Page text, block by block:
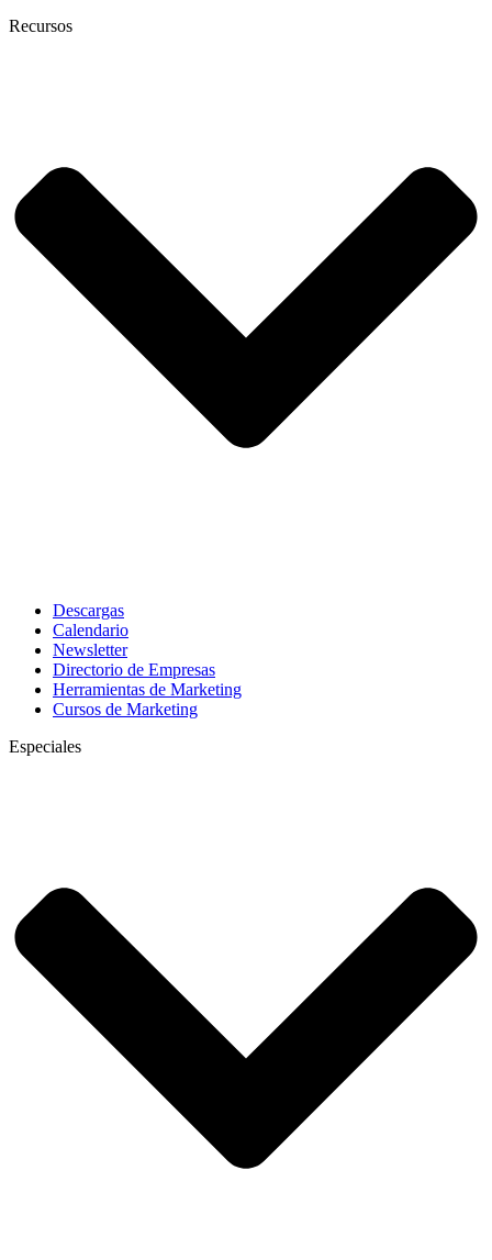
Recursos
Descargas
Calendario
Newsletter
Directorio de Empresas
Herramientas de Marketing
Cursos de Marketing
Especiales